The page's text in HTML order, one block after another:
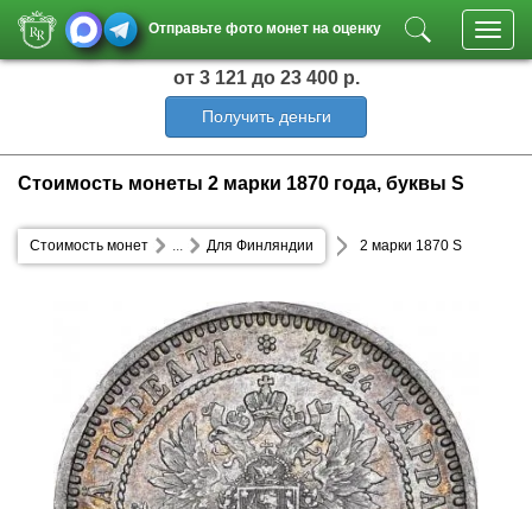
Отправьте фото монет на оценку
от 3 121 до 23 400 р.
Получить деньги
Стоимость монеты 2 марки 1870 года, буквы S
Стоимость монет Для Финляндии
... 2 марки 1870 S